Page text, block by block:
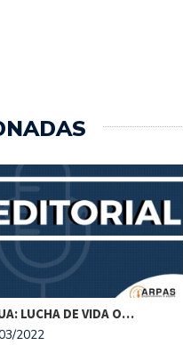
LUCHA DE VIDA O…
2022